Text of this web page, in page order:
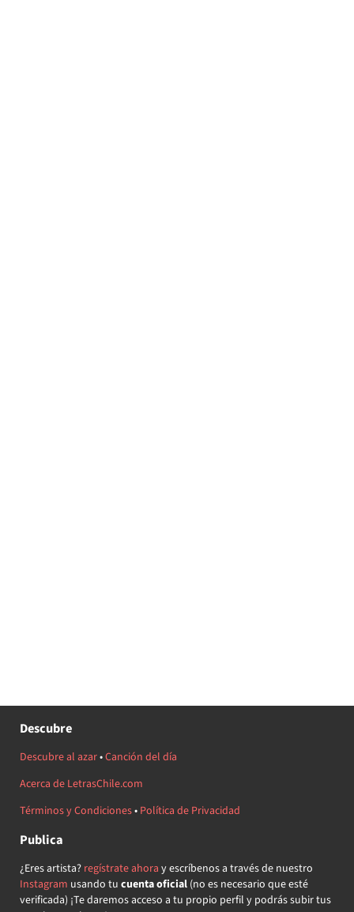
Descubre
Descubre al azar•Canción del día
Acerca de LetrasChile.com
Términos y Condiciones• Política de Privacidad
Publica
¿Eres artista? regístrate ahora y escríbenos a través de nuestro
Instagram usando tu cuenta oficial(no es necesario que esté
verificada) ¡Te daremos acceso a tu propio perfil y podrás subir tus